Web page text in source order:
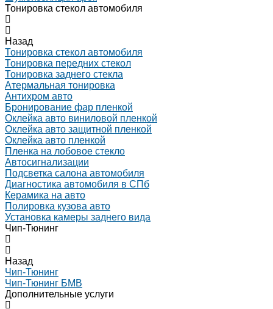
Тонировка стекол автомобиля
Назад
Тонировка стекол автомобиля
Тонировка передних стекол
Тонировка заднего стекла
Атермальная тонировка
Антихром авто
Бронирование фар пленкой
Оклейка авто виниловой пленкой
Оклейка авто защитной пленкой
Оклейка авто пленкой
Пленка на лобовое стекло
Автосигнализации
Подсветка салона автомобиля
Диагностика автомобиля в СПб
Керамика на авто
Полировка кузова авто
Установка камеры заднего вида
Чип-Тюнинг
Назад
Чип-Тюнинг
Чип-Тюнинг БМВ
Дополнительные услуги